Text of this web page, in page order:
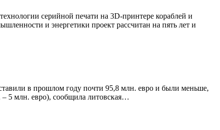
серийной печати на 3D-принтере кораблей и
и энергетики проект рассчитан на пять лет и
в прошлом году почти 95,8 млн. евро и были меньше,
– 5 млн. евро), сообщила литовская…